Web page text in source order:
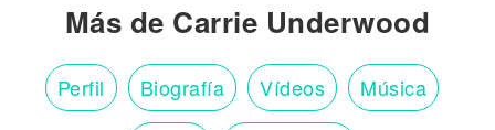
Más de Carrie Underwood
Perfil Biografía Vídeos Música